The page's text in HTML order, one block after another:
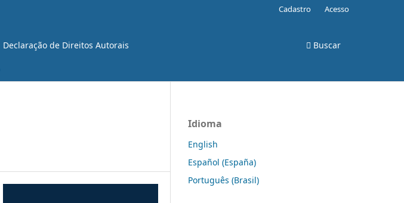
Declaração de Direitos Autorais Buscar
Cadastro Acesso
Idioma
English
Español (España)
Português (Brasil)